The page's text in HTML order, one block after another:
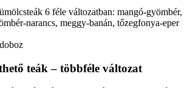
6 féle változatban: mangó-gyömbér,
narancs, meggy-banán, tőzegfonya-eper
teák – többféle változat